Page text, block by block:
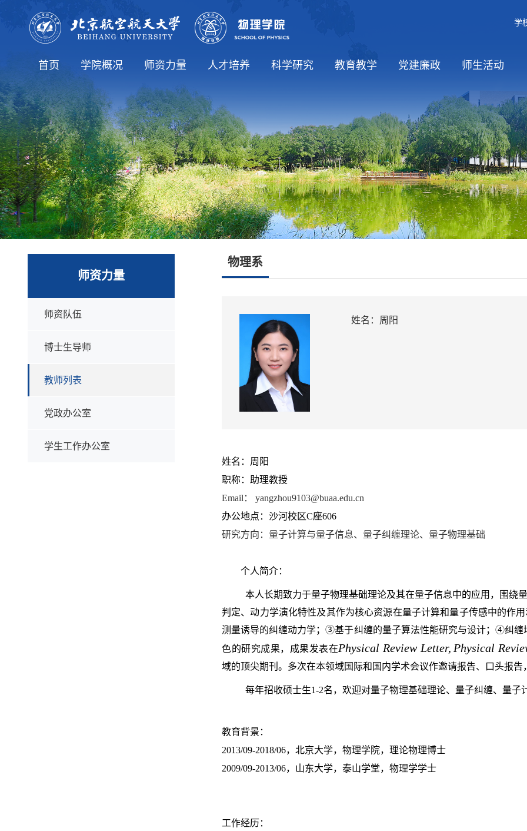
学
首页 学院概况
学院简介
院长致辞
历史沿革
学院领导
学院机构
师资力量
师资队伍
博士生导师
教师列表
党政办公室
学生工作办公室
人才培养 科学研究 教育教学 党建廉政 师生活动
师资力量
师资队伍
博士生导师
教师列表
党政办公室
学生工作办公室
物理系
姓名：周阳
姓名：周阳
职称：助理教授
Email： yangzhou9103@buaa.edu.cn
办公地点：沙河校区C座606
研究方向：量子计算与量子信息、量子纠缠理论、量子物理基础
个人简介：
本人长期致力于量子物理基础理论及其在量子信息中的应用，围绕
判定、动力学演化特性及其作为核心资源在量子计算和量子传感中的
测量诱导的纠缠动力学；③基于纠缠的量子算法性能研究与设计；④纠
色的研究成果，成果发表在Physical Review Letter, Physical
域的顶尖期刊。 多次在本领域国际和国内学术会议作邀请报告、口头报告
每年招收硕士生1-2名，欢迎对量子物理基础理论、量子纠缠、量子
教育背景：
2013/09-2018/06，北京大学，物理学院，理论物理博士
2009/09-2013/06，山东大学，泰山学堂，物理学学士
工作经历：